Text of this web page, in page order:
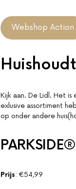
Webshop Action
Kijk aan. De Lidl. Het
exlusive assortiment
op onder andere
Prijs: €54,99